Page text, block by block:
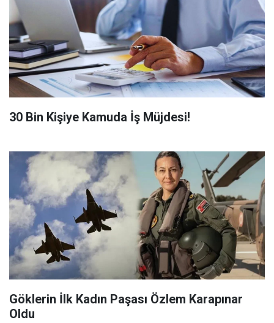
​30 Bin Kişiye Kamuda İş Müjdesi!
Göklerin İlk Kadın Paşası Özlem Karapınar
Oldu